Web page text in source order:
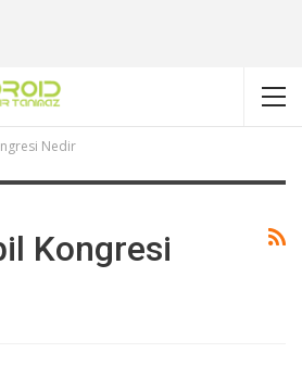
Nedir
Kongresi